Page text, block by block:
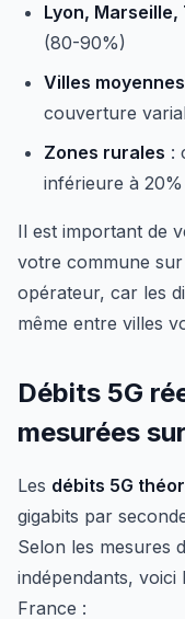
Lyon, Marseille,
(80-90%)
Villes moyennes
couverture
Zones rurales :
inférieure à 20%
Il est important de
votre commune
opérateur, car les
même entre villes
Débits 5G
mesurées
Les débits 5G
gigabits par
Selon les mesures
indépendants, voici
France :